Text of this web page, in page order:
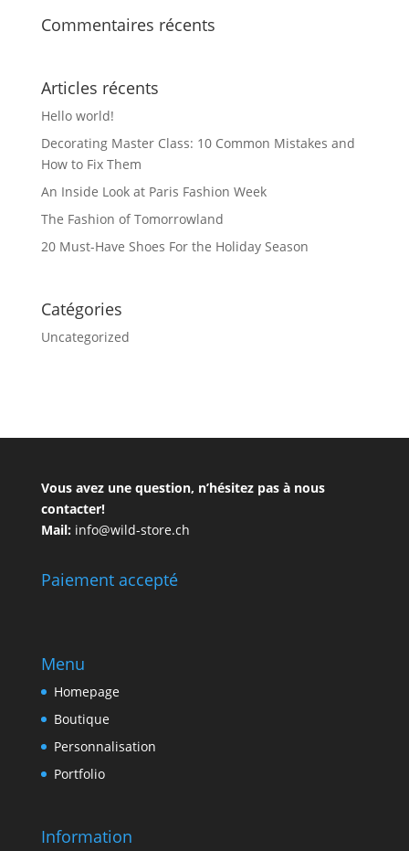
Commentaires récents
Articles récents
Hello world!
Decorating Master Class: 10 Common Mistakes and
How to Fix Them
An Inside Look at Paris Fashion Week
The Fashion of Tomorrowland
20 Must-Have Shoes For the Holiday Season
Catégories
Uncategorized
Vous avez une question, n’hésitez pas à nous
contacter!
Mail:info@wild-store.ch
Paiement accepté
Menu
Homepage
Boutique
Personnalisation
Portfolio
Information